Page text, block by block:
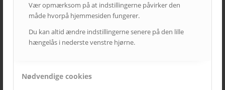
Vær opmærksom på at indstillingerne påvirker den
måde hvorpå hjemmesiden fungerer.
Du kan altid ændre indstillingerne senere på den lille
hængelås i nederste venstre hjørne.
Nødvendige cookies